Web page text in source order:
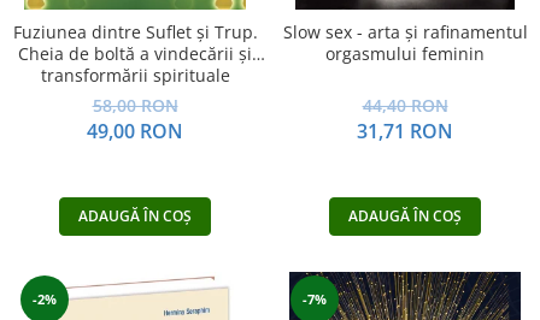
Fuziunea dintre Suflet și Trup.
Cheia de boltă a vindecării și
transformării spirituale
58,00 RON
49,00 RON
ADAUGĂ ÎN COȘ
Slow sex - arta şi rafinamentul
orgasmului feminin
44,40 RON
31,71 RON
ADAUGĂ ÎN COȘ
-2% -7%